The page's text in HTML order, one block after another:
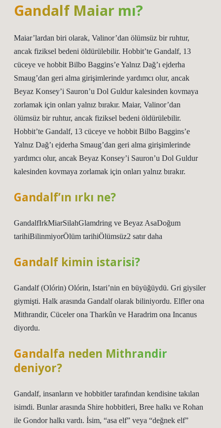
Gandalf Maiar mı?
Maiar’lardan biri olarak, Valinor’dan ölümsüz bir ruhtur,
ancak fiziksel bedeni öldürülebilir. Hobbit’te Gandalf, 13
cüceye ve hobbit Bilbo Baggins’e Yalnız Dağ’ı ejderha
Smaug’dan geri alma girişimlerinde yardımcı olur, ancak
Beyaz Konsey’i Sauron’u Dol Guldur kalesinden kovmaya
zorlamak için onları yalnız bırakır. Maiar, Valinor’dan
ölümsüz bir ruhtur, ancak fiziksel bedeni öldürülebilir.
Hobbit’te Gandalf, 13 cüceye ve hobbit Bilbo Baggins’e
Yalnız Dağ’ı ejderha Smaug’dan geri alma girişimlerinde
yardımcı olur, ancak Beyaz Konsey’i Sauron’u Dol Guldur
kalesinden kovmaya zorlamak için onları yalnız bırakır.
Gandalf’ın ırkı ne?
GandalfIrkMiarSilahGlamdring ve Beyaz AsaDoğum
tarihiBilinmiyorÖlüm tarihiÖlümsüz2 satır daha
Gandalf kimin istarisi?
Gandalf (Olórin) Olórin, Istari’nin en büyüğüydü. Gri giysiler
giymişti. Halk arasında Gandalf olarak biliniyordu. Elfler ona
Mithrandir, Cüceler ona Tharkûn ve Haradrim ona Incanus
diyordu.
Gandalfa neden Mithrandir
deniyor?
Gandalf, insanların ve hobbitler tarafından kendisine takılan
isimdi. Bunlar arasında Shire hobbitleri, Bree halkı ve Rohan
ile Gondor halkı vardı. İsim, “asa elf” veya “değnek elf”